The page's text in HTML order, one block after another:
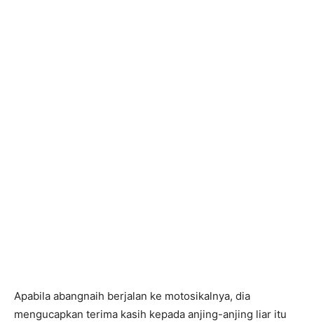
Apabila abangnaih berjalan ke motosikalnya, dia
mengucapkan terima kasih kepada anjing-anjing liar itu